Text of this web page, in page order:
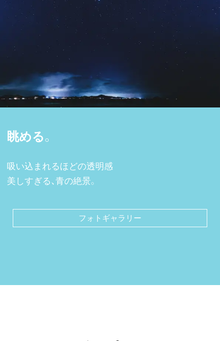
眺める。
吸い込まれるほどの透明感
美しすぎる、青の絶景。
フォトギャラリー